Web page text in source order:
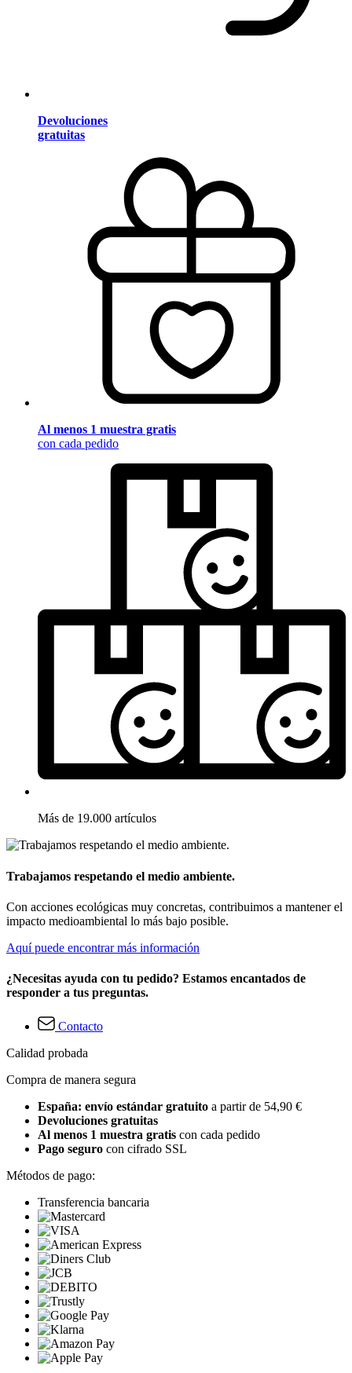
Devoluciones
gratuitas
Al menos 1 muestra gratis
con cada pedido
Más de 19.000 artículos
Trabajamos respetando el medio ambiente.
Con acciones ecológicas muy concretas, contribuimos a mantener el
impacto medioambiental lo más bajo posible.
Aquí puede encontrar más información
¿Necesitas ayuda con tu pedido? Estamos encantados de
responder a tus preguntas.
Contacto
Calidad probada
Compra de manera segura
España: envío estándar gratuito a partir de 54,90 €
Devoluciones gratuitas
Al menos 1 muestra gratis con cada pedido
Pago seguro con cifrado SSL
Métodos de pago:
Transferencia bancaria